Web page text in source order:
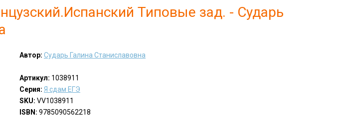
Типовые зад. - Сударь
Автор: Сударь Галина Станиславовна
Артикул: 1038911
Серия: Я сдам ЕГЭ
SKU: VV1038911
ISBN: 9785090562218